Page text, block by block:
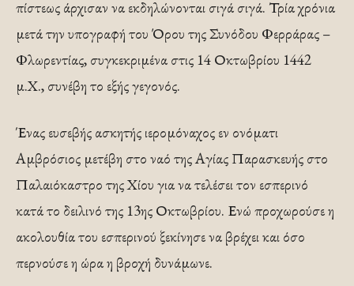
πίστεως άρχισαν να εκδηλώνονται σιγά σιγά. Τρία χρόνια
μετά την υπογραφή του Όρου της Συνόδου Φερράρας –
Φλωρεντίας, συγκεκριμένα στις 14 Οκτωβρίου 1442
μ.Χ., συνέβη το εξής γεγονός.
Ένας ευσεβής ασκητής ιερομόναχος εν ονόματι
Αμβρόσιος μετέβη στο ναό της Αγίας Παρασκευής στο
Παλαιόκαστρο της Χίου για να τελέσει τον εσπερινό
κατά το δειλινό της 13ης Οκτωβρίου. Ενώ προχωρούσε η
ακολουθία του εσπερινού ξεκίνησε να βρέχει και όσο
περνούσε η ώρα η βροχή δυνάμωνε.